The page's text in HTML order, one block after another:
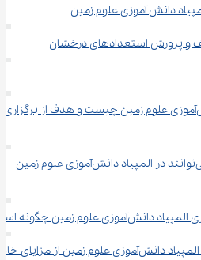
دانش آموزی علوم زمین
و پرورش استعدادهای درخشان
1.	المپیاد دانش‌آموزی علوم زمین چیست و هدف از
2.	چه کسانی می‌توانند در المپیاد دانش‌آموزی علوم زمین
4.	آیا مدال‌آوران المپیاد دانش‌آموزی علوم زمین از